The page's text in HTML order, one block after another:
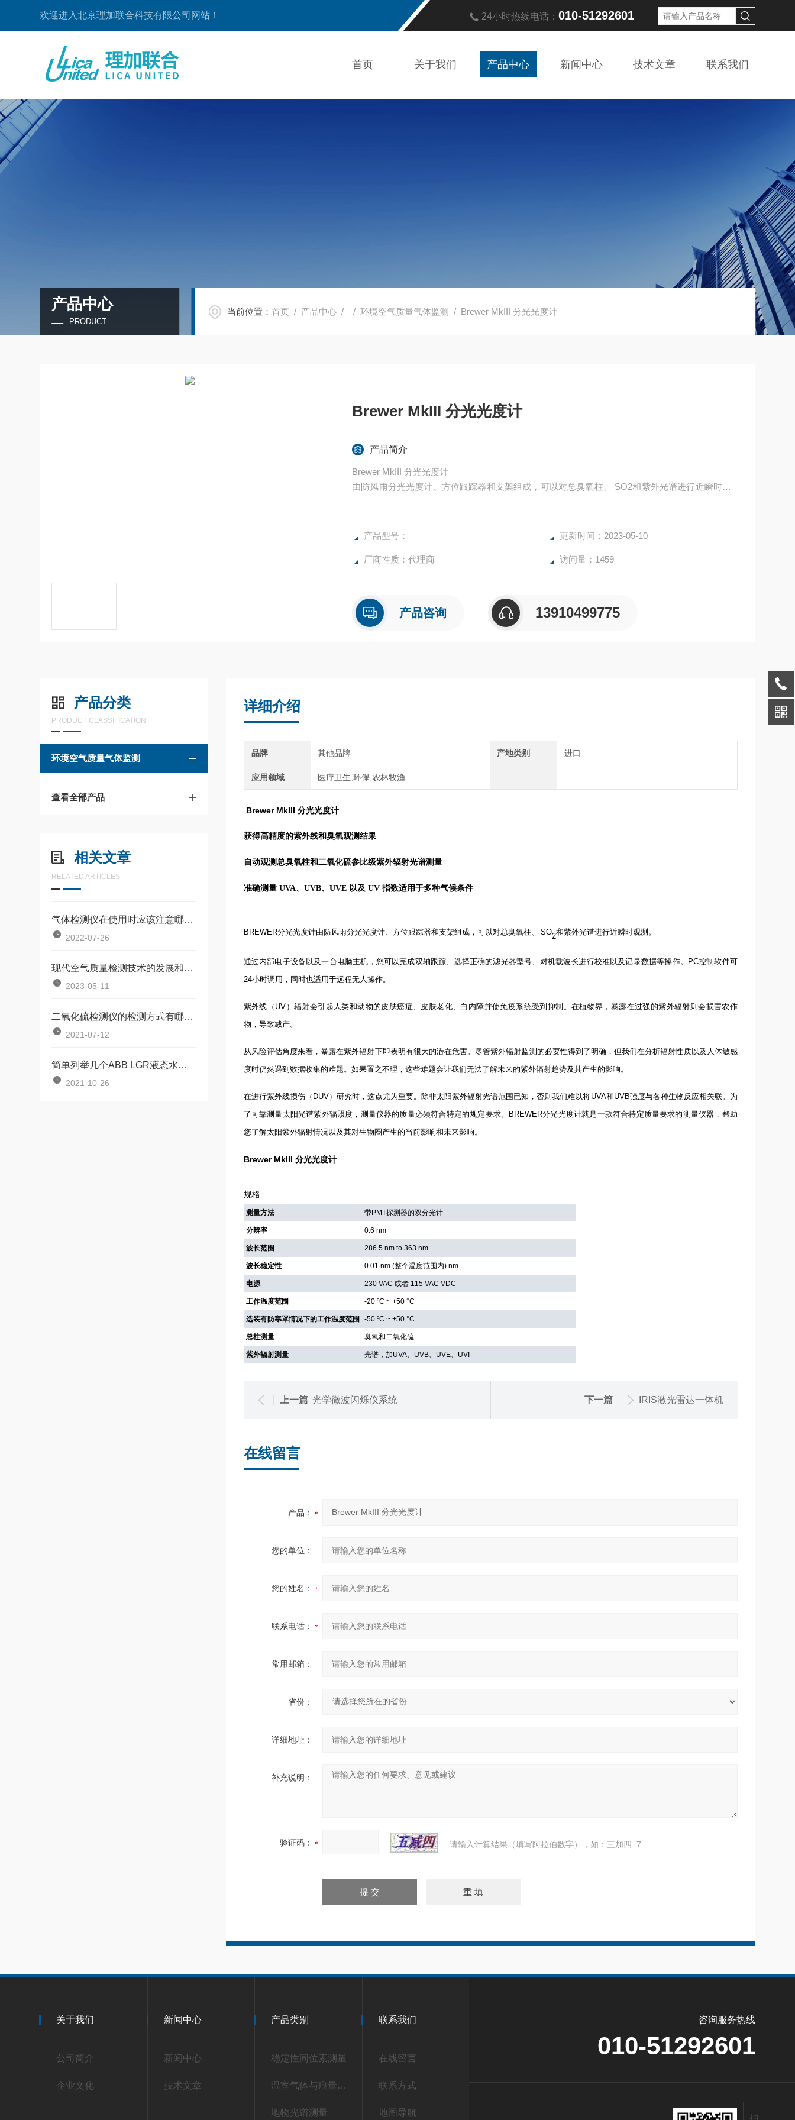
欢迎进入北京理加联合科技有限公司网站！ 24小时热线电话： 010-51292601
首页 关于我们 产品中心 新闻中心 技术文章 联系我们
产品中心
PRODUCT
当前位置：首页 / 产品中心 / /环境空气质量气体监测 / Brewer MkIII 分光光度计
Brewer MkIII 分光光度计
产品简介
Brewer MkIII 分光光度计
由防风雨分光光度计、方位跟踪器和支架组成，可以对总臭氧柱、 SO2和紫外光谱进行近瞬时观
产品型号： 更新时间：2023-05-10
厂商性质：代理商 访问量：1459
产品咨询 13910499775
产品分类
PRODUCT CLASSIFICATION
环境空气质量气体监测
查看全部产品
相关文章
RELATED ARTICLES
气体检测仪在使用时应该注意哪些问题
2022-07-26
现代空气质量检测技术的发展和应用
2023-05-11
二氧化硫检测仪的检测方式有哪些？
2021-07-12
简单列举几个ABB LGR液态水同位素特点
2021-10-26
详细介绍
品牌 其他品牌 产地类别 进口
应用领域 医疗卫生,环保,农林牧渔
Brewer MkIII 分光光度计
获得高精度的紫外线和臭氧观测结果
自动观测总臭氧柱和二氧化硫参比级紫外辐射光谱测量
准确测量UVA、UVB、UVE 以及 UV 指数适用于多种气候条件
BREWER分光光度计由防风雨分光光度计、方位跟踪器和支架组成，可以对总臭氧柱、 SO2和紫外光谱进行近瞬时观测。
通过内部电子设备以及一台电脑主机，您可以完成双轴跟踪、选择正确的滤光器型号、对机载波长进行校准以及记录数据等操作。 PC控制软件可
24小时调用，同时也适用于远程无人操作。
紫外线（ UV ）辐射会引起人类和动物的皮肤癌症、皮肤老化、白内障并使免疫系统受到抑制。在植物界，暴露在过强的紫外辐射则会损害农作
物，导致减产。
从风险评估角度来看，暴露在紫外辐射下即表明有很大的潜在危害。尽管紫外辐射监测的必要性得到了明确，但我们在分析辐射性质以及人体敏感
度时仍然遇到数据收集的难题。如果置之不理，这些难题会让我们无法了解未来的紫外辐射趋势及其产生的影响。
在进行紫外线损伤（ DUV）研究时，这点尤为重要。除非太阳紫外辐射光谱范围已知，否则我们难以将UVA和UVB强度与各种生物反应相关联。为
了可靠测量太阳光谱紫外辐照度，测量仪器的质量必须符合特定的规定要求。
BREWER分光光度计就是一款符合特定质量要求的测量仪器，帮助
您了解太阳紫外辐射情况以及其对生物圈产生的当前影响和未来影响。
Brewer MkIII 分光光度计
规格
测量方法 带PMT探测器的双分光计
分辨率 0.6 nm
波长范围 286.5 nm to 363 nm
波长稳定性 0.01 nm (整个温度范围内) nm
电源 230 VAC 或者 115 VAC VDC
工作温度范围 -20 ºC ~ +50 °C
选装有防寒罩情况下的工作温度范围 -50 ºC ~ +50 °C
总柱测量 臭氧和二氧化硫
紫外辐射测量 光谱，加UVA、 UVB、 UVE、 UVI
上一篇 光学微波闪烁仪系统 下一篇 IRIS激光雷达一体机
在线留言
产品：
您的单位：
您的姓名：
联系电话：
常用邮箱：
省份：
详细地址：
补充说明：
验证码： 请输入计算结果（填写阿拉伯数字），如：三加四=7
关于我们
公司简介
企业文化
新闻中心
新闻中心
技术文章
产品类别
稳定性同位素测量
温室气体与痕量气体测量
地物光谱测量
联系我们
在线留言
联系方式
地图导航
咨询服务热线
010-51292601